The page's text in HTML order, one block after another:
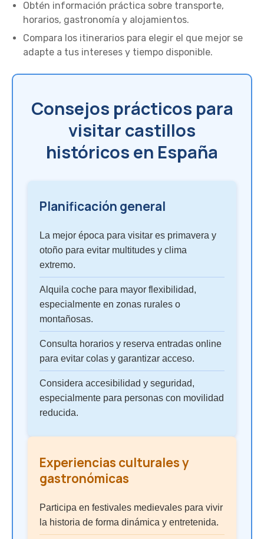
Obtén información práctica sobre transporte,
horarios, gastronomía y alojamientos.
Compara los itinerarios para elegir el que mejor se
adapte a tus intereses y tiempo disponible.
Consejos prácticos para
visitar castillos
históricos en España
Planificación general
La mejor época para visitar es primavera y
otoño para evitar multitudes y clima
extremo.
Alquila coche para mayor flexibilidad,
especialmente en zonas rurales o
montañosas.
Consulta horarios y reserva entradas online
para evitar colas y garantizar acceso.
Considera accesibilidad y seguridad,
especialmente para personas con movilidad
reducida.
Experiencias culturales y
gastronómicas
Participa en festivales medievales para vivir
la historia de forma dinámica y entretenida.